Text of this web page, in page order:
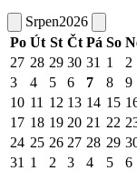
Srpen2026
Po Út St Čt Pá So
27 28 29 30 31 1
2
3
4 5 6 7 8
9
10 11 12 13 14 15
17 18 19 20 21 22
24 25 26 27 28 29
31 1 2 3 4 5 6